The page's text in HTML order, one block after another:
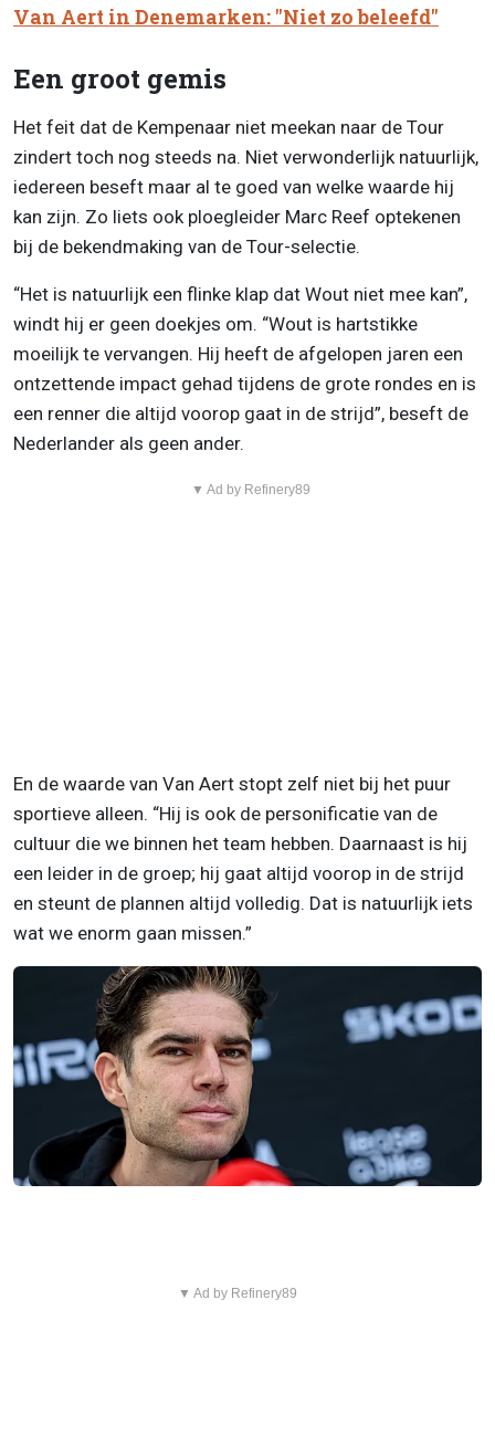
Van Aert in Denemarken: "Niet zo beleefd"
Een groot gemis
Het feit dat de Kempenaar niet meekan naar de Tour
zindert toch nog steeds na. Niet verwonderlijk natuurlijk,
iedereen beseft maar al te goed van welke waarde hij
kan zijn. Zo liets ook ploegleider Marc Reef optekenen
bij de bekendmaking van de Tour-selectie.
“Het is natuurlijk een flinke klap dat Wout niet mee kan”,
windt hij er geen doekjes om. “Wout is hartstikke
moeilijk te vervangen. Hij heeft de afgelopen jaren een
ontzettende impact gehad tijdens de grote rondes en is
een renner die altijd voorop gaat in de strijd”, beseft de
Nederlander als geen ander.
▼ Ad by Refinery89
En de waarde van Van Aert stopt zelf niet bij het puur
sportieve alleen. “Hij is ook de personificatie van de
cultuur die we binnen het team hebben. Daarnaast is hij
een leider in de groep; hij gaat altijd voorop in de strijd
en steunt de plannen altijd volledig. Dat is natuurlijk iets
wat we enorm gaan missen.”
▼ Ad by Refinery89